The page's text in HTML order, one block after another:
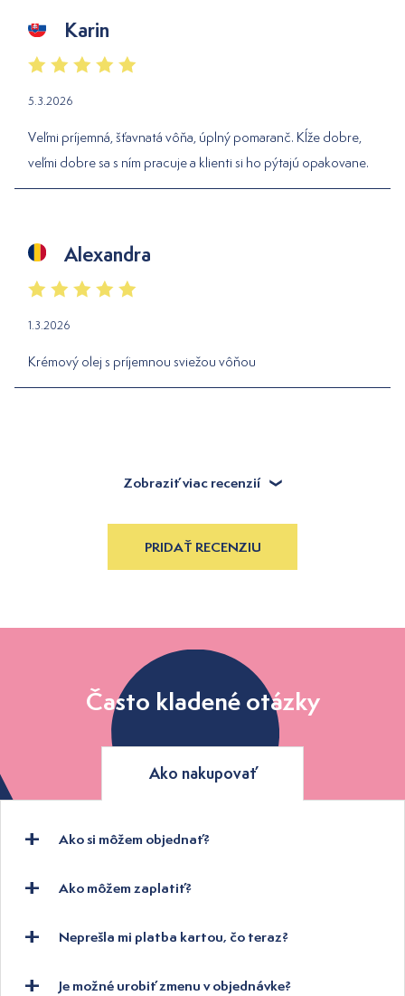
Karin
5.3.2026
Veľmi príjemná, šťavnatá vôňa, úplný pomaranč. Kĺže dobre,
veľmi dobre sa s ním pracuje a klienti si ho pýtajú opakovane.
Alexandra
1.3.2026
Krémový olej s príjemnou sviežou vôňou
Zobraziť viac recenzií
PRIDAŤ RECENZIU
Často kladené otázky
Ako nakupovať
Ako si môžem objednať?
Ako môžem zaplatiť?
Neprešla mi platba kartou, čo teraz?
Je možné urobiť zmenu v objednávke?